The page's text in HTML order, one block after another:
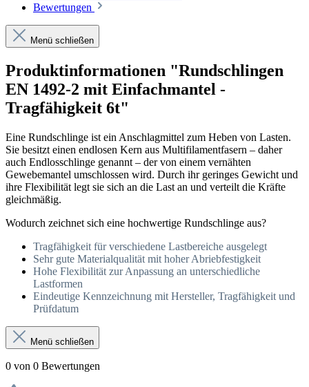
Bewertungen
Menü schließen
Produktinformationen "Rundschlingen
EN 1492-2 mit Einfachmantel -
Tragfähigkeit 6t"
Eine Rundschlinge ist ein Anschlagmittel zum Heben von Lasten.
Sie besitzt einen endlosen Kern aus Multifilamentfasern – daher
auch Endlosschlinge genannt – der von einem vernähten
Gewebemantel umschlossen wird. Durch ihr geringes Gewicht und
ihre Flexibilität legt sie sich an die Last an und verteilt die Kräfte
gleichmäßig.
Wodurch zeichnet sich eine hochwertige Rundschlinge aus?
Tragfähigkeit für verschiedene Lastbereiche ausgelegt
Sehr gute Materialqualität mit hoher Abriebfestigkeit
Hohe Flexibilität zur Anpassung an unterschiedliche
Lastformen
Eindeutige Kennzeichnung mit Hersteller, Tragfähigkeit und
Prüfdatum
Menü schließen
0 von 0 Bewertungen